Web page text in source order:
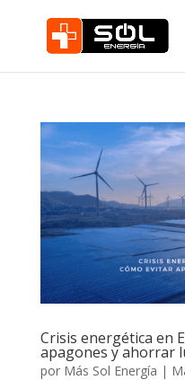
Crisis energética en
apagones y ahorrar
por Más Sol Energía |